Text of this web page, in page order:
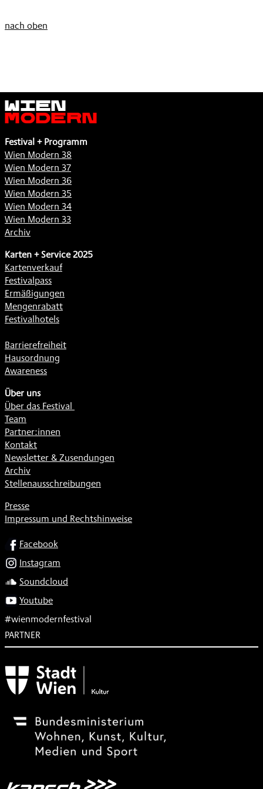
nach oben
Wien
Modern
Festival + Programm
Wien Modern 38
Wien Modern 37
Wien Modern 36
Wien Modern 35
Wien Modern 34
Wien Modern 33
Archiv
Karten + Service 2025
Kartenverkauf
Festivalpass
Ermäßigungen
Mengenrabatt
Festivalhotels
Barrierefreiheit
Hausordnung
Awareness
Über uns
Über das Festival
Team
Partner:innen
Kontakt
Newsletter & Zusendungen
Archiv
Stellenausschreibungen
Presse
Impressum und Rechtshinweise
SOCIALFacebook
Instagram
Soundcloud
Youtube
#wienmodernfestival
PARTNER
Subventionsgeber